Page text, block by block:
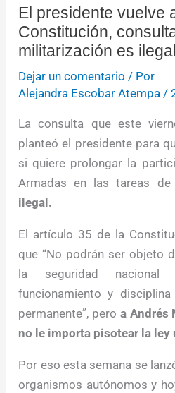
El presidente vuelve
Constitución,
militarización es ilegal
Dejar un comentario / Por
Alejandra Escobar Atempa /
La consulta que este
planteó el presidente para
si quiere prolongar la
Armadas en las tareas de
ilegal.
El artículo 35 de la
que “No podrán ser objeto
la seguridad nacional
funcionamiento y
permanente”, pero a Andrés
no le importa pisotear la ley
Por eso esta semana se
organismos autónomos y